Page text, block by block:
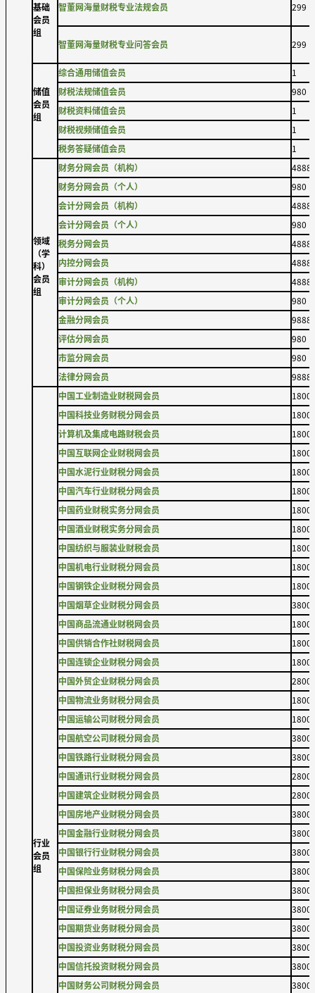
基础
会员
组
智董网海量财税专业法规会员 299
智董网海量财税专业问答会员 299
储值
会员
组
综合通用储值会员
1
财税法规储值会员
980
财税资料储值会员
1
财税视频储值会员
1
税务答疑储值会员
1
领域
（学
科）
会员
组
财务分网会员（机构）
4888
财务分网会员（个人）
980
会计分网会员（机构）
4888
会计分网会员（个人）
980
税务分网会员
4888
内控分网会员
4888
审计分网会员（机构）
4888
审计分网会员（个人）
980
金融分网会员
9888
评估分网会员
980
市监分网会员
980
法律分网会员
9888
行业
会员
组
中国工业制造业财税网会员
1800
中国科技业务财税分网会员
1800
计算机及集成电路财税会员
1800
中国互联网企业财税网会员
1800
中国水泥行业财税分网会员
1800
中国汽车行业财税分网会员
1800
中国药业财税实务分网会员
1800
中国酒业财税实务分网会员
1800
中国纺织与服装业财税会员
1800
中国机电行业财税分网会员
1800
中国钢铁企业财税分网会员
1800
中国烟草企业财税分网会员
3800
中国商品流通业财税网会员
1800
中国供销合作社财税网会员
1800
中国连锁企业财税分网会员
1800
中国外贸企业财税分网会员
2800
中国物流业务财税分网会员
1800
中国运输公司财税分网会员
1800
中国航空公司财税分网会员
3800
中国铁路行业财税分网会员
3800
中国通讯行业财税分网会员
2800
中国建筑企业财税分网会员
2800
中国房地产业财税分网会员
3800
中国金融行业财税分网会员
3800
中国银行行业财税分网会员
3800
中国保险业务财税分网会员
3800
中国担保业务财税分网会员
3800
中国证券业务财税分网会员
3800
中国期货业务财税分网会员
3800
中国投资业务财税分网会员
3800
中国信托投资财税分网会员
3800
中国财务公司财税分网会员
3800